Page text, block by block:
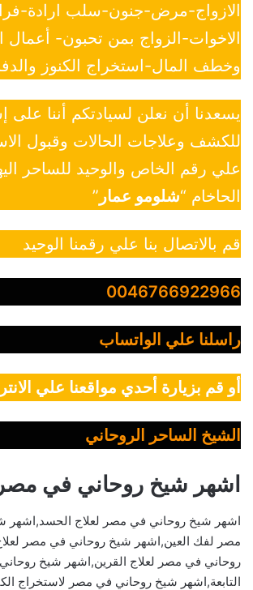
الازواج-مرض-جنون-سلب ارادة-
الاخوات-الزواج بمن تحبون- أعمال
وخطف المال-استخراج الكنوز
يسعدنا أن نعلن لسيادتكم أننا على
للكشف وعلاجات الحالات وقبول
علي رقم الخاص والوحيد للساحر
الحاخام “شلومو عمار ”
قم بالاتصال بنا علي رقمنا الوحيد
0046766922966
راسلنا علي الواتساب
أو قم بزيارة أحدي مواقعنا علي
الشيخ الساحر الروحاني
اشهر شيخ روحاني في
اشهر شيخ روحاني في مصر لعلاج الحسد,اشهر
مصر لفك العين,اشهر شيخ روحاني في مصر
روحاني في مصر لعلاج القرين,اشهر شيخ
التابعة,اشهر شيخ روحاني في مصر لاستخراج